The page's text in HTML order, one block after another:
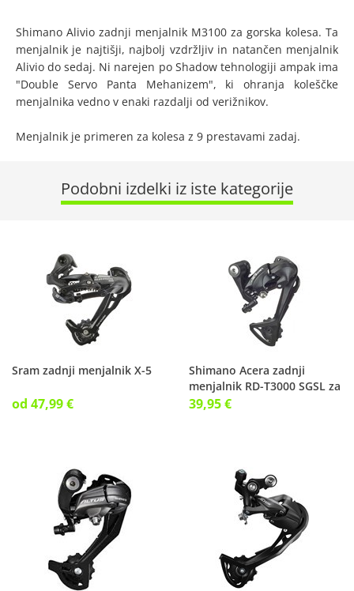
Shimano Alivio zadnji menjalnik M3100 za gorska kolesa. Ta
menjalnik je najtišji, najbolj vzdržljiv in natančen menjalnik
Alivio do sedaj. Ni narejen po Shadow tehnologiji ampak ima
"Double Servo Panta Mehanizem", ki ohranja koleščke
menjalnika vedno v enaki razdalji od verižnikov.
Menjalnik je primeren za kolesa z 9 prestavami zadaj.
Podobni izdelki iz iste kategorije
Sram zadnji menjalnik X-5
od 47,99 €
Shimano Acera zadnji
menjalnik RD-T3000 SGSL za
treking kolo
39,95 €